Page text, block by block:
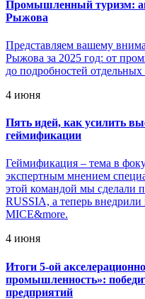
Промышленный туризм:
Рыжова
Представляем вашему
Рыжова за 2025 год: от
до подробностей отдельных
4 июня
Пять идей, как усилить
геймификации
Геймификация – тема в
экспертным мнением
этой командой мы сделали
RUSSIA, а теперь
MICE&more.
4 июня
Итоги 5-ой
промышленность»:
предприятий